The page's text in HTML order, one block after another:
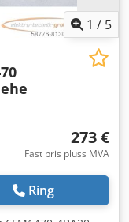
1 / 5
273 €
Fast pris pluss MVA
Ring